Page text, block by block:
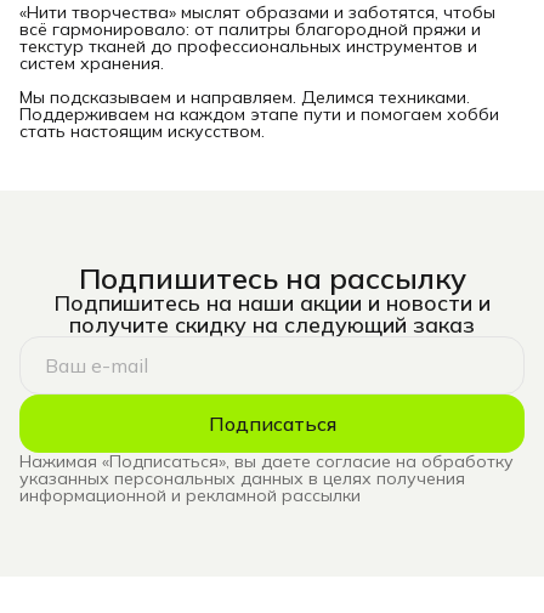
«Нити творчества» мыслят образами и заботятся, чтобы
всё гармонировало: от палитры благородной пряжи и
текстур тканей до профессиональных инструментов и
систем хранения.
Мы подсказываем и направляем. Делимся техниками.
Поддерживаем на каждом этапе пути и помогаем хобби
стать настоящим искусством.
Подпишитесь на рассылку
Подпишитесь на наши акции и новости и
получите скидку на следующий заказ
Подписаться
Нажимая «Подписаться», вы даете согласие на обработку
указанных персональных данных в целях получения
информационной и рекламной рассылки